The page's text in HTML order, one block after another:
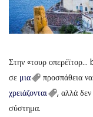
Στην «τουρ οπερέϊτορ…
σε μια
προσπάθεια
χρειάζονται
, αλλά
σύστημα.